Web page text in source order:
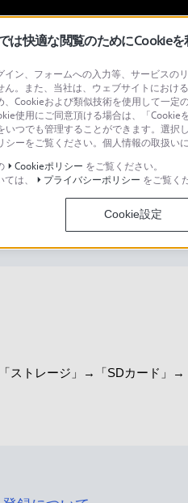
わせ
: 2025/03/11
データ一括削除
ストレージ」→「SDカード」
は快適な閲覧のためにCookieを
イン、フォームへの入力等、サービス
ん。また、当社は、ウェブサイトにおけ
Cookieおよび類似技術を使用して一定
使用にご同意頂ける場合は、「
いつでも管理することができます。選
ーをご覧ください。個人情報の取扱い
Cookieポリシー をご覧ください。
は、
プライバシーポリシー をご覧く
Cookie設定